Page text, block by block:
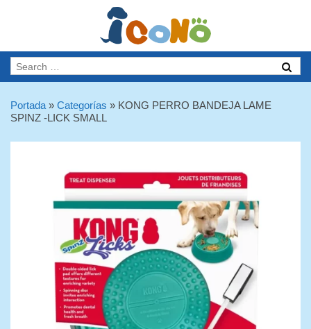
Portada » Categorías » KONG PERRO BANDEJA LAME
SPINZ -LICK SMALL